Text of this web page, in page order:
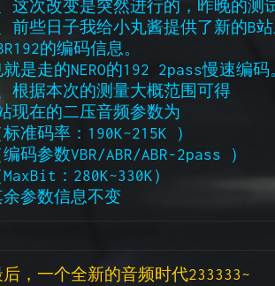
这次改变是突然进行的，昨晚的测
前些日子我给小丸酱提供了新的B
的编码信息。
是走的NERO的192 2pass慢速编码
根据本次的测量大概范围可得
现在的二压音频参数为
标准码率：190K~215K ）
编码参数VBR/ABR/ABR-2pass ）
MaxBit：280K~330K）
余参数信息不变
后，一个全新的音频时代233333~